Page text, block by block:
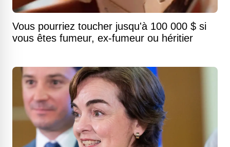
Vous pourriez toucher jusqu'à 100 000 $ si
vous êtes fumeur, ex-fumeur ou héritier